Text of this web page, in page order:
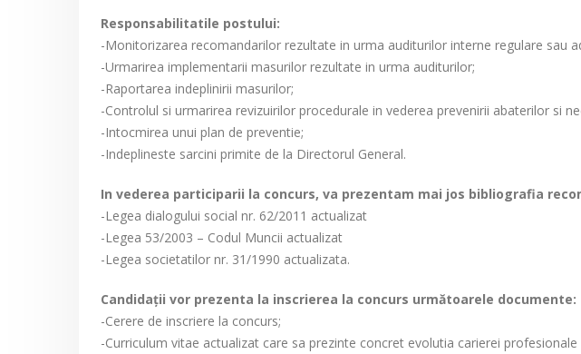
Responsabilitatile postului:
-Monitorizarea recomandarilor rezultate in urma auditurilor interne regulare sau
-Urmarirea implementarii masurilor rezultate in urma auditurilor;
-Raportarea indeplinirii masurilor;
-Controlul si urmarirea revizuirilor procedurale in vederea prevenirii abaterilor si
-Intocmirea unui plan de preventie;
-Indeplineste sarcini primite de la Directorul General.
In vederea participarii la concurs, va prezentam mai jos bibliografia
-Legea dialogului social nr. 62/2011 actualizat
-Legea 53/2003 – Codul Muncii actualizat
-Legea societatilor nr. 31/1990 actualizata.
Candidaţii vor prezenta la inscrierea la concurs următoarele documente:
-Cerere de inscriere la concurs;
-Curriculum vitae actualizat care sa prezinte concret evolutia carierei